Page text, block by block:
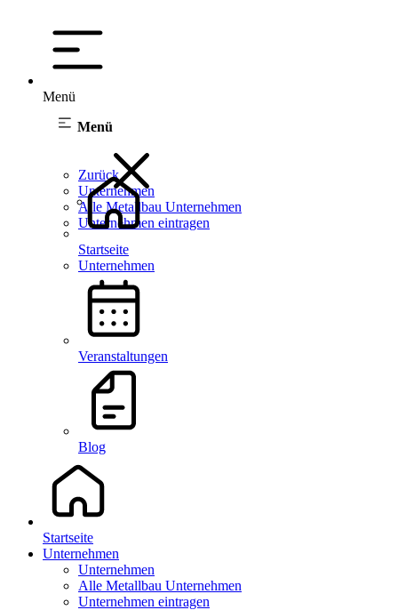
Menü
Menü
Startseite
Unternehmen
Veranstaltungen
Blog
Zurück
Unternehmen
Alle Metallbau Unternehmen
Unternehmen eintragen
Startseite
Unternehmen
Unternehmen
Alle Metallbau Unternehmen
Unternehmen eintragen